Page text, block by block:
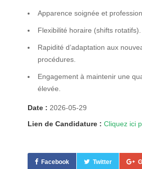
Apparence soignée et
Flexibilité horaire (shifts rotatifs).
Rapidité d’adaptation aux
procédures.
Engagement à maintenir une
élevée.
Date : 2026-05-29
Lien de Candidature : Cliquez ici
Facebook Twitter